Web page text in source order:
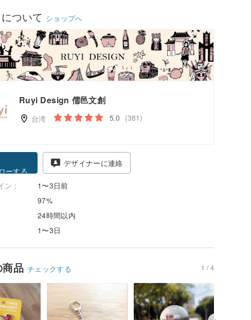
ついて ショップへ
Ruyi Design 儒邑文創
台湾 5.0 (381)
ーする
デザイナーに連絡
ン：
1〜3日前
97%
24時間以内
1〜3日
品 チェックする 1 / 4